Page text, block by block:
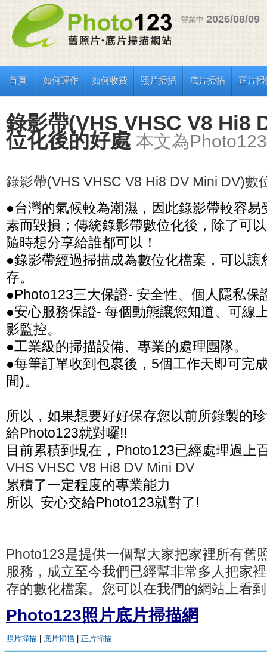
營業中 2026/08/09
首頁 如何運作 如何收費 照片掃描 底片掃描 正片
錄影帶(VHS VHSC V8 Hi8
位化後的好處 本文為
錄影帶(VHS VHSC V8 Hi8 DV Mini DV)數
●台灣的氣候較為潮濕，因此錄影帶較容
素而毀損；傳統錄影帶數位化後，除了可
隨時想分享給誰都可以！
●錄影帶經過掃描成為數位化檔案，可以
存。
●Photo123三大保證- 安全性、個人隱私保
●安心服務保證- 每個動態讓您知道、可線
影監控。
●工業級的掃描設備、專業的處理團隊。
●每筆訂單收到包裹後，5個工作天即可完
間)。
所以，如果想要好好保存您以前所錄製的
給Photo123就對囉!!
目前累積到現在，Photo123已經處理過上
VHS VHSC V8 Hi8 DV Mini DV
累積了一定程度的專業能力
所以 安心交給Photo123就對了!
Photo123是提供一個幫大家把家裡所有舊
服務，成立至今我們已經幫非常多人把家
存的數化檔案。您可以在我們的網站上看
Photo123照片底片掃描網
照片掃描 底片掃描 正片掃描